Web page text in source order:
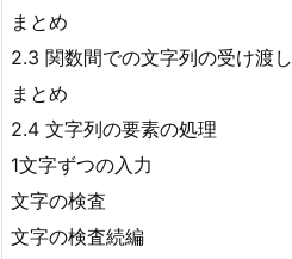
まとめ
2.3 関数間での文字列の受け渡し
まとめ
2.4 文字列の要素の処理
1文字ずつの入力
文字の検査
文字の検査続編